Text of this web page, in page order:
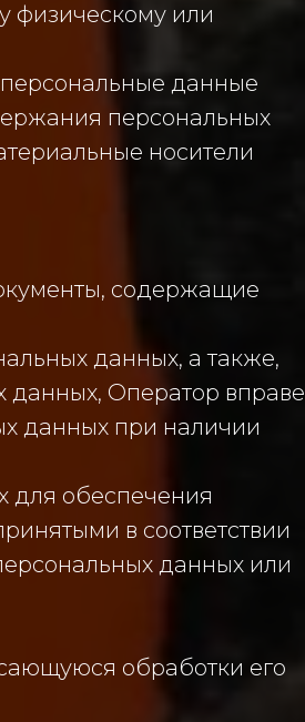
физическому или
данные
персональных
носители
содержащие
данных, а также,
Оператор вправе
данных при наличии
для обеспечения
в соответствии
данных или
обработки его